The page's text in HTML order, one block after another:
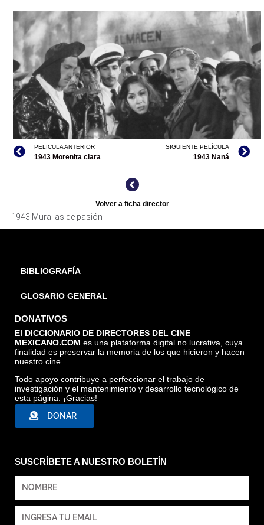
MURALLAS DE PASIÓN, ARCHIVO CINETECA NACIONAL
PELICULA ANTERIOR
1943 Morenita clara
SIGUIENTE PELÍCULA
1943 Naná
Volver a ficha director
1943 Murallas de pasión
BIBLIOGRAFÍA
GLOSARIO GENERAL
DONATIVOS
El DICCIONARIO DE DIRECTORES DEL CINE
MEXICANO.COM es una plataforma digital no lucrativa, cuya
finalidad es preservar la memoria de los que hicieron y hacen
nuestro cine.
Todo apoyo contribuye a perfeccionar el trabajo de
investigación y el mantenimiento y desarrollo tecnológico de
esta página. ¡Gracias!
DONAR
SUSCRÍBETE A NUESTRO BOLETÍN